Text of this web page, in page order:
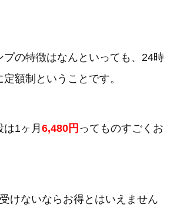
プの特徴はなんといっても、24時
額制ということです。
1ヶ月 6,480円 ってものすごくお
けないならお得とはいえません